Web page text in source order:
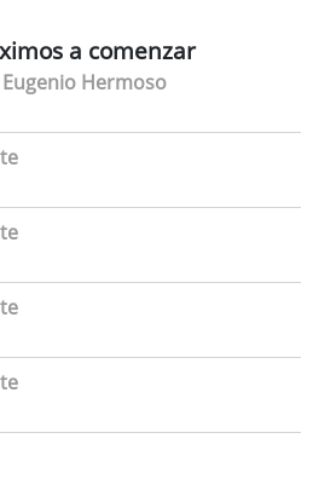
a comenzar
Hermoso